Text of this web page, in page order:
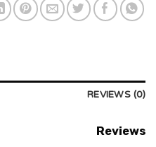
REVIEWS (0)
Reviews